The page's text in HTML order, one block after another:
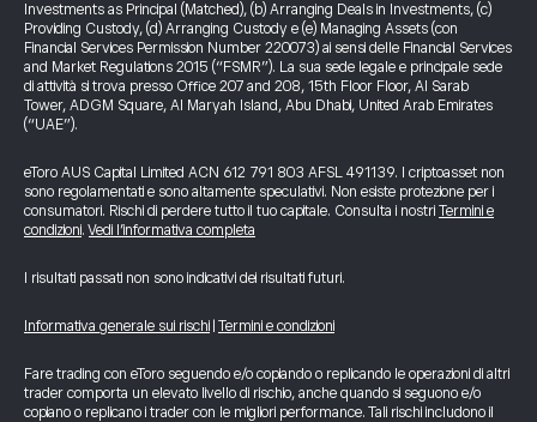
Investments as Principal (Matched), (b) Arranging Deals in Investments, (c)
Providing Custody, (d) Arranging Custody e (e) Managing Assets (con
Financial Services Permission Number 220073) ai sensi delle Financial Services
and Market Regulations 2015 (“FSMR”). La sua sede legale e principale sede
di attività si trova presso Office 207 and 208, 15th Floor Floor, Al Sarab
Tower, ADGM Square, Al Maryah Island, Abu Dhabi, United Arab Emirates
(“UAE”).
eToro AUS Capital Limited ACN 612 791 803 AFSL 491139. I criptoasset non
sono regolamentati e sono altamente speculativi. Non esiste protezione per i
consumatori. Rischi di perdere tutto il tuo capitale. Consulta i nostri Termini e
condizioni.Vedi l’informativa completa
I risultati passati non sono indicativi dei risultati futuri.
Informativa generale sui rischi Termini e condizioni
Fare trading con eToro seguendo e/o copiando o replicando le operazioni di altri
trader comporta un elevato livello di rischio, anche quando si seguono e/o
copiano o replicano i trader con le migliori performance. Tali rischi includono il